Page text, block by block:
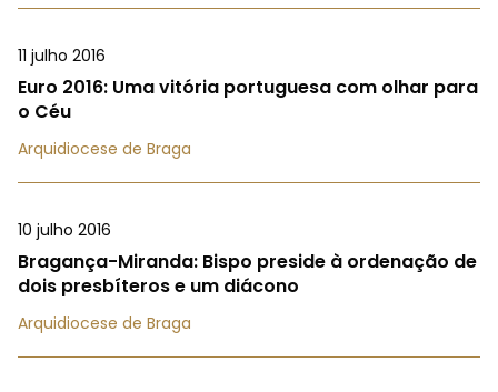
11 julho 2016
Euro 2016: Uma vitória portuguesa com olhar para
o Céu
Arquidiocese de Braga
10 julho 2016
Bragança-Miranda: Bispo preside à ordenação de
dois presbíteros e um diácono
Arquidiocese de Braga